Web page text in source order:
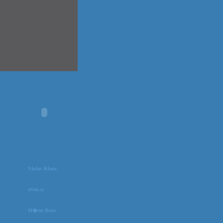
Václav Klaus
eStat.cz
M�sto Brno